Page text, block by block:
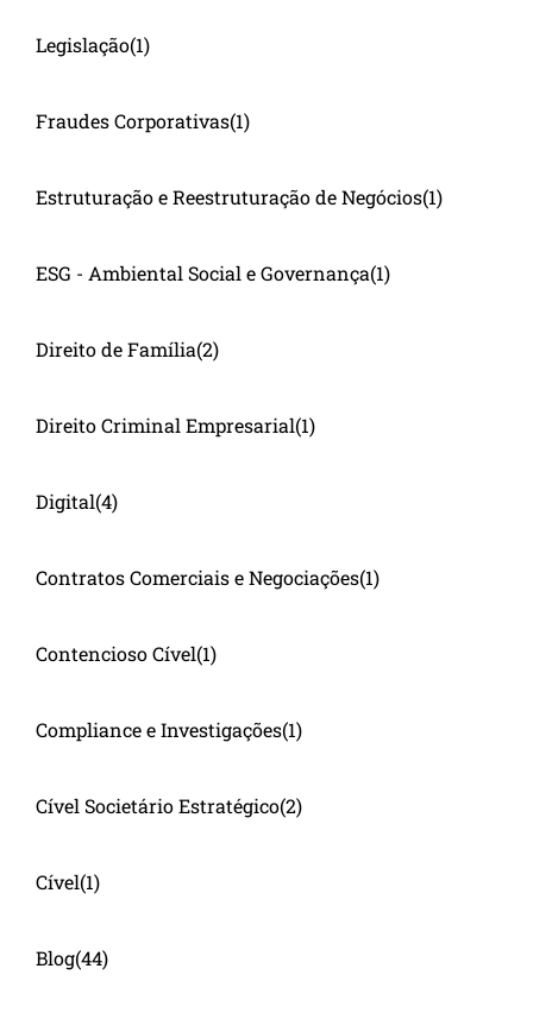
Legislação(1)
Fraudes Corporativas(1)
Estruturação e Reestruturação de Negócios(1)
ESG - Ambiental Social e Governança(1)
Direito de Família(2)
Direito Criminal Empresarial(1)
Digital(4)
Contratos Comerciais e Negociações(1)
Contencioso Cível(1)
Compliance e Investigações(1)
Cível Societário Estratégico(2)
Cível(1)
Blog(44)